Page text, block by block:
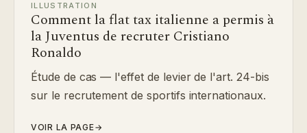
ILLUSTRATION
Comment la flat tax italienne a permis à
la Juventus de recruter Cristiano
Ronaldo
Étude de cas — l'effet de levier de l'art. 24-bis
sur le recrutement de sportifs internationaux.
VOIR LA PAGE→